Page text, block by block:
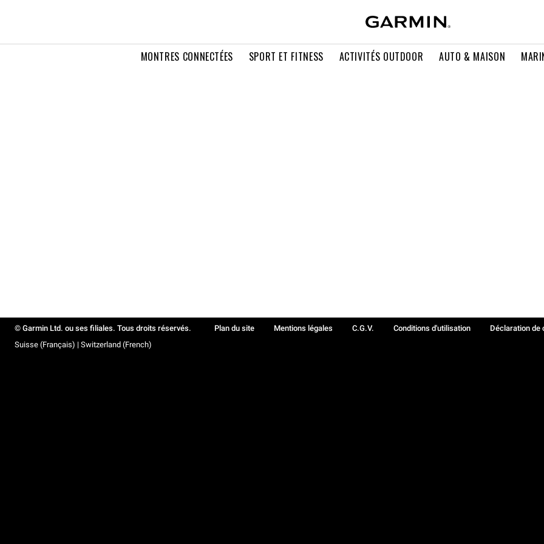
MONTRES CONNECTÉES SPORT ET FITNESS ACTIVITÉS OUTDOOR AUTO & MAISON
© Garmin Ltd. ou ses filiales. Tous droits réservés. Plan du site Mentions légales C.G.V. Conditions d'utilisation Déclaration de
Suisse (Français) | Switzerland (French)